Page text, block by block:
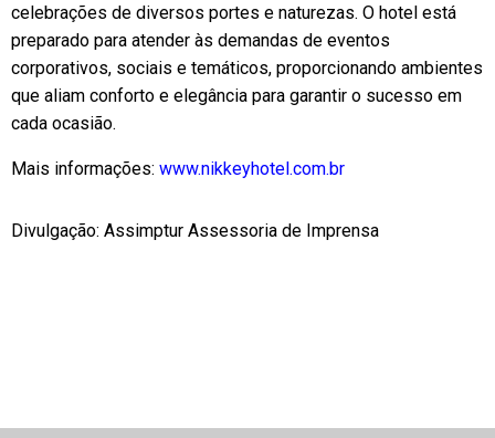
celebrações de diversos portes e naturezas. O hotel está
preparado para atender às demandas de eventos
corporativos, sociais e temáticos, proporcionando ambientes
que aliam conforto e elegância para garantir o sucesso em
cada ocasião.
Mais informações: www.nikkeyhotel.com.br
Divulgação: Assimptur Assessoria de Imprensa